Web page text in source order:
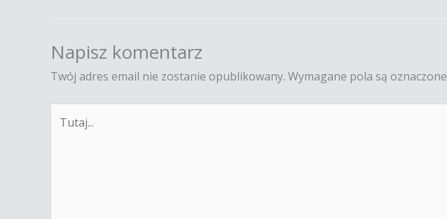
Napisz komentarz
Twój adres email nie zostanie opublikowany. Wymagane pola są oznaczone